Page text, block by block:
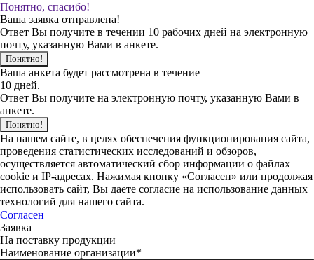
Понятно, спасибо!
Ваша заявка отправлена!
Ответ Вы получите в течении 10 рабочих дней на электронную
почту, указанную Вами в анкете.
Понятно!
Ваша анкета будет рассмотрена в течение
10 дней.
Ответ Вы получите на электронную почту, указанную Вами в
анкете.
Понятно!
На нашем сайте, в целях обеспечения функционирования сайта,
проведения статистических исследований и обзоров,
осуществляется автоматический сбор информации о файлах
cookie и IP-адресах. Нажимая кнопку «Согласен» или продолжая
использовать сайт, Вы даете согласие на использование данных
технологий для нашего сайта.
Согласен
Заявка
На поставку продукции
Наименование организации*